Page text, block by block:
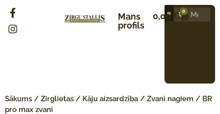
Mans
profils
0,00 € 0
Sākums / Zirglietas / Kāju aizsardzība / Zvani nagiem / BR
pro max zvani